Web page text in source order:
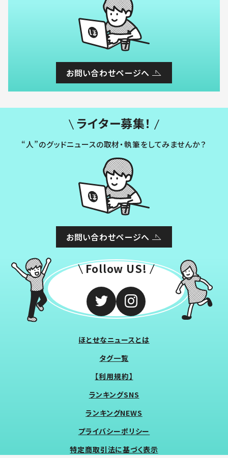
お問い合わせページへ
ライター募集！
“人”のグッドニュースの取材・執筆をしてみませんか？
お問い合わせページへ
Follow US!
ほとせなニュースとは
タグ一覧
【利用規約】
ランキングSNS
ランキングNEWS
プライバシーポリシー
特定商取引法に基づく表示